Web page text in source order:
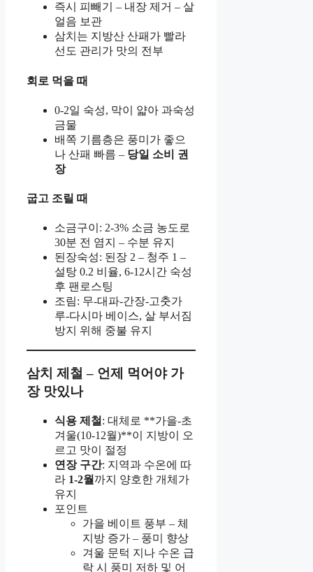
즉시 피빼기 – 내장 제거 – 살
얼음 보관
삼치는 지방산 산패가 빨라
선도 관리가 맛의 전부
회로 먹을 때
0-2일 숙성, 막이 얇아 과숙성
금물
배쪽 기름층은 풍미가 좋으
나 산패 빠름 – 당일 소비 권
장
굽고 조릴 때
소금구이: 2-3% 소금 농도로
30분 전 염지 – 수분 유지
된장숙성: 된장 2 – 청주 1 –
설탕 0.2 비율, 6-12시간 숙성
후 팬로스팅
조림: 무-대파-간장-고춧가
루-다시마 베이스, 살 부서짐
방지 위해 중불 유지
삼치 제철 – 언제 먹어야 가
장 맛있나
식용 제철 : 대체로 **가을-초
겨울(10-12월)**이 지방이 오
르고 맛이 절정
연장 구간: 지역과 수온에 따
라 1-2월 까지 양호한 개체가
유지
포인트
가을 베이트 풍부 – 체
지방 증가 – 풍미 향상
겨울 문턱 지나 수온 급
락 시 풍미 저하 및 어